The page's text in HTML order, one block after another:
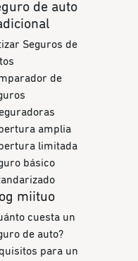
de auto
Seguros de
de
amplia
limitada
básico
miituo
cuesta un
de auto?
para un